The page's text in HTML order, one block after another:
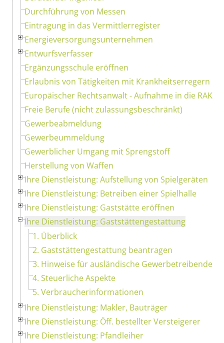
Durchführung von Messen
Eintragung in das Vermittlerregister
Energieversorgungsunternehmen
Entwurfsverfasser
Ergänzungsschule eröffnen
Erlaubnis von Tätigkeiten mit Krankheitserregern
Europäischer Rechtsanwalt - Aufnahme in die RAK
Freie Berufe (nicht zulassungsbeschränkt)
Gewerbeabmeldung
Gewerbeummeldung
Gewerblicher Umgang mit Sprengstoff
Herstellung von Waffen
Ihre Dienstleistung: Aufstellung von Spielgeräten
Ihre Dienstleistung: Betreiben einer Spielhalle
Ihre Dienstleistung: Gaststätte eröffnen
Ihre Dienstleistung: Gaststättengestattung
1. Überblick
2. Gaststättengestattung beantragen
3. Hinweise für ausländische Gewerbetreibende
4. Steuerliche Aspekte
5. Verbraucherinformationen
Ihre Dienstleistung: Makler, Bauträger
Ihre Dienstleistung: Öff. bestellter Versteigerer
Ihre Dienstleistung: Pfandleiher